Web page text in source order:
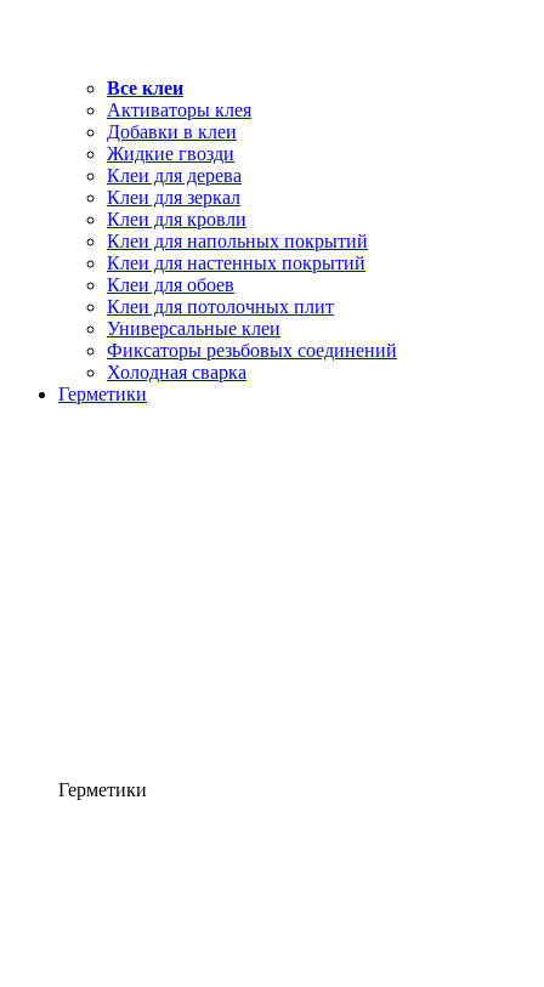
Все клеи
Активаторы клея
Добавки в клеи
Жидкие гвозди
Клеи для дерева
Клеи для зеркал
Клеи для кровли
Клеи для напольных покрытий
Клеи для настенных покрытий
Клеи для обоев
Клеи для потолочных плит
Универсальные клеи
Фиксаторы резьбовых соединений
Холодная сварка
Герметики
Герметики